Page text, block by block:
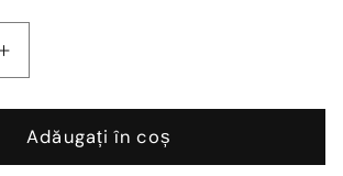
Creșteți
cantitatea
pentru
Plinta
aluminiu
Adăugați în coș